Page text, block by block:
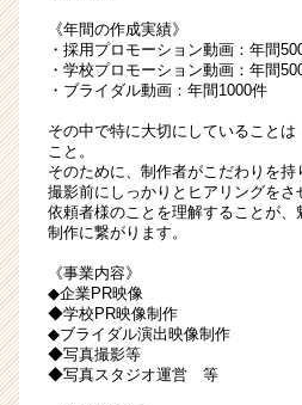
す
る」
を
の
中
に〜
|
ー・
成
《年間の作成実績》
・採用プロモーション動画：年間
・学校プロモーション動画：年間
・ブライダル動画：年間1000件
その中で特に大切にしていることは
こと。
そのために、制作者がこだわりを持
撮影前にしっかりとヒアリングをさ
依頼者様のことを理解することが
制作に繋がります。
《事業内容》
◆企業PR映像
◆学校PR映像制作
◆ブライダル演出映像制作
◆写真撮影等
◆写真スタジオ運営 等